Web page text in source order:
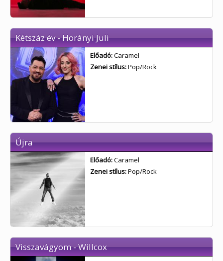
Kétszáz év - Horányi Juli
Előadó:Caramel
Zenei stílus:Pop/Rock
Újra
Előadó:Caramel
Zenei stílus:Pop/Rock
Visszavágyom - Willcox